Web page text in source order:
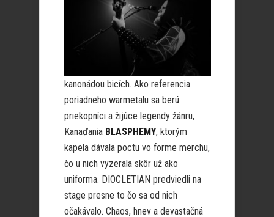
kanonádou bicích. Ako referencia
poriadneho warmetalu sa berú
priekopníci a žijúce legendy žánru,
Kanaďania BLASPHEMY, ktorým
kapela dávala poctu vo forme merchu,
čo u nich vyzerala skôr už ako
uniforma. DIOCLETIAN predviedli na
stage presne to čo sa od nich
očakávalo. Chaos, hnev a devastačná